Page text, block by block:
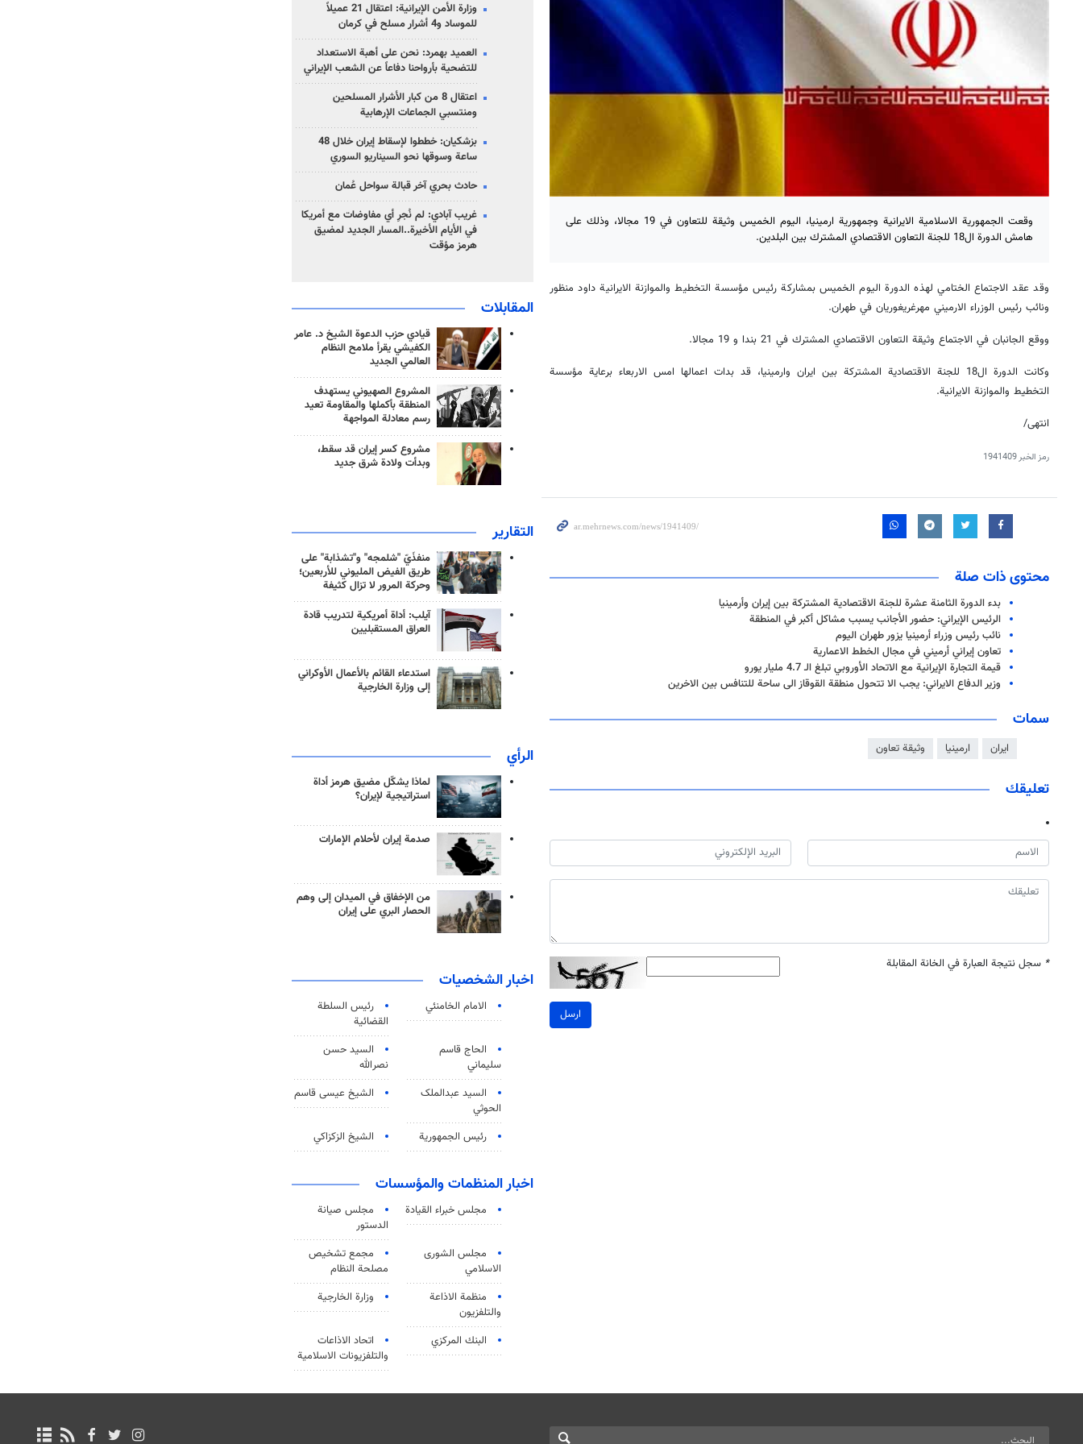
وقعت الجمهورية الاسلامية الايرانية وجمهورية ارمينيا، اليوم الخميس وثيقة للتعاون في 19 مجالا، وذلك على
هامش الدورة ال18 للجنة التعاون الاقتصادي المشترك بين البلدين.
وقد عقد الاجتماع الختامي لهذه الدورة اليوم الخميس بمشاركة رئيس مؤسسة التخطيط والموازنة الايرانية داود منظور
ونائب رئيس الوزراء الارميني مهرغريغوريان في طهران.
ووقع الجانبان في الاجتماع وثيقة التعاون الاقتصادي المشترك في 21 بندا و 19 مجالا.
وكانت الدورة ال18 للجنة الاقتصادية المشتركة بين ايران وارمينيا، قد بدات اعمالها امس الاربعاء برعاية مؤسسة
التخطيط والموازنة الايرانية.
انتهى/
رمز الخبر1941409
محتوى ذات صلة
بدء الدورة الثامنة عشرة للجنة الاقتصادية المشتركة بين إيران وأرمينيا
الرئيس الإيراني: حضور الأجانب يسبب مشاكل أكبر في المنطقة
نائب رئيس وزراء أرمينيا يزور طهران اليوم
تعاون إيراني أرميني في مجال الخطط الاعمارية
قيمة التجارة الإيرانية مع الاتحاد الأوروبي تبلغ الـ 4.7 مليار يورو
وزير الدفاع الايراني: يجب الا تتحول منطقة القوقاز الى ساحة للتنافس بین الاخرين
سمات
ايران ارمينيا وثيقة تعاون
تعليقك
* سجل نتيجة العبارة في الخانة المقابلة
ارسل
وزارة الأمن الإيرانية: اعتقال 21 عميلاً
للموساد و4 أشرار مسلح في كرمان
العميد بهمرد: نحن على أهبة الاستعداد
للتضحية بأرواحنا دفاعاً عن الشعب الإيراني
اعتقال 8 من كبار الأشرار المسلحين
ومنتسبي الجماعات الإرهابية
بزشكيان: خططوا لإسقاط إيران خلال 48
ساعة وسوقها نحو السيناريو السوري
حادث بحري آخر قبالة سواحل عُمان
غريب آبادي: لم نُجرِ أي مفاوضات مع أمريكا
في الأيام الأخيرة..المسار الجديد لمضيق
هرمز مؤقت
المقابلات
قيادي حزب الدعوة الشيخ د. عامر
الكفيشي يقرأ ملامح النظام
العالمي الجديد
المشروع الصهيوني يستهدف
المنطقة بأكملها والمقاومة تعيد
رسم معادلة المواجهة
مشروع كسر إيران قد سقط،
وبدأت ولادة شرق جديد
التقارير
منفذَيّ "شلمجه" و"تشذابة" على
طريق الفيض المليوني للأربعين؛
وحركة المرور لا تزال كثيفة
آيلب: أداة أمريكية لتدريب قادة
العراق المستقبليين
استدعاء القائم بالأعمال الأوكراني
إلى وزارة الخارجية
الرأي
لماذا يشكّل مضيق هرمز أداة
استراتيجية لإيران؟
صدمة إيران لأحلام الإمارات
من الإخفاق في الميدان إلى وهم
الحصار البري على إيران
اخبار الشخصيات
الامام الخامنئي
رئیس السلطة
القضائیة
الحاج قاسم
سليماني
السيد حسن
نصرالله
السید عبدالملک
الحوثي
الشيخ عيسى قاسم
رئيس الجمهورية الشيخ الزكزاكي
اخبار المنظمات والمؤسسات
مجلس خبراء القيادة
مجلس صيانة
الدستور
مجلس الشورى
الاسلامي
مجمع تشخيص
مصلحة النظام
منظمة الاذاعة
والتلفزیون
وزارة الخارجية
البنك المركزي
اتحاد الاذاعات
والتلفزيونات الاسلامية